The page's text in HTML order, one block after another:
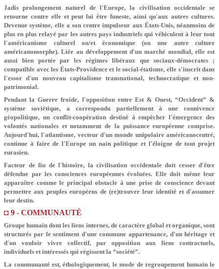
Jadis prolongement naturel de l'Europe, la civilisation occidentale se
retourne contre elle et peut lui être funeste, ainsi qu'aux autres cultures.
Devenue système, elle a son centre impulseur aux États-Unis, néanmoins de
plus en plus relayé par les autres pays industriels qui véhiculent à leur tout
l'américanisme culturel ou/et économique(ou une autre culture
américanomorphe). Liée au développement d'un marché mondial, elle est
aussi bien portée par les régimes libéraux que sociaux-démocrates ;
compatible avec les États-Providence et le social-étatisme, elle s'inscrit dans
l'essor d'un nouveau capitalisme transnational, technocratique et non-
patrimonial.
Pendant la Guerre froide, l'opposition entre Est & Ouest, “Occident” &
système soviétique, a correspondu partiellement à une connivence
géopolitique, un conflit-coopération destiné à empêcher l'émergence des
volontés nationales et notamment de la puissance européenne comprise.
Aujourd'hui, l'atlantisme, vecteur d'un monde unipolaire américanocentré,
continue à faire de l'Europe un nain politique et l'éloigne de tout projet
eurasien.
Facteur de fin de l'histoire, la civilisation occidentale doit cesser d'être
défendue par les consciences européennes évoluées. Elle doit même leur
apparaître comme le principal obstacle à une prise de conscience devant
permettre aux peuples européens de (re)trouver leur identité et d'assumer
leur destin.
◘ 9 - COMMUNAUTÉ
Groupe humain dont les liens internes, de caractère global et organique, sont
structurés par le sentiment d'une commune appartenance, d'un héritage et
d'un vouloir vivre collectif, par opposition aux liens contractuels,
individuels et intéressés qui régissent la “société”.
La communauté est, éthologiquement, le mode de regroupement humain le